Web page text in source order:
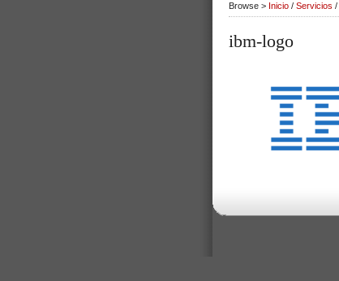
Browse > Inicio / Servicios /
ibm-logo